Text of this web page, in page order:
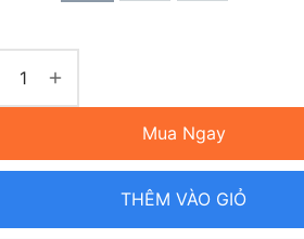
Mua Ngay
THÊM VÀO GIỎ